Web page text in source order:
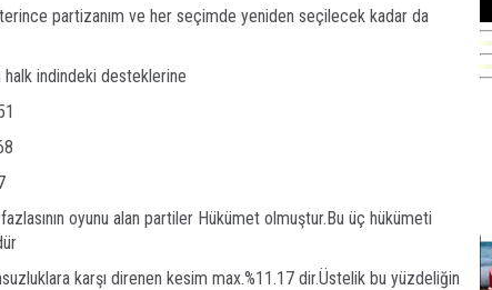
partizanım ve her seçimde yeniden seçilecek kadar da
indindeki desteklerine
oyunu alan partiler Hükümet olmuştur.Bu üç hükümeti
karşı direnen kesim max.%11.17 dir.Üstelik bu yüzdeliğin